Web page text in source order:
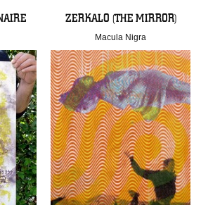
ZERKALO (THE MIRROR)
Macula Nigra